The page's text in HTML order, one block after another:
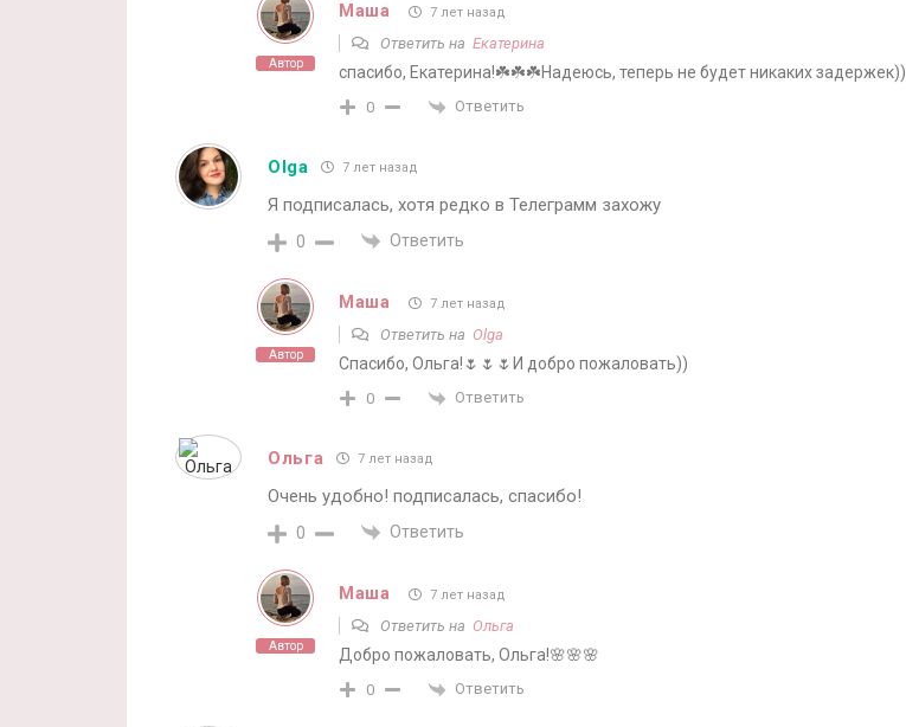
Автор
Маша 7 лет назад
Ответить на Екатерина
спасибо, Екатерина!☘️☘️☘️Надеюсь, теперь не будет никаких задержек))
0 Ответить
Olga 7 лет назад
Я подписалась, хотя редко в Телеграмм захожу
0 Ответить
Автор
Маша 7 лет назад
Ответить на Olga
Спасибо, Ольга!🌷🌷🌷И добро пожаловать))
0 Ответить
Ольга 7 лет назад
Очень удобно! подписалась, спасибо!
0 Ответить
Автор
Маша 7 лет назад
Ответить на Ольга
Добро пожаловать, Ольга!🌸🌸🌸
0 Ответить